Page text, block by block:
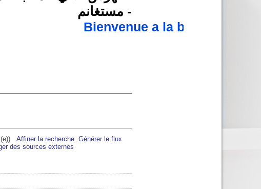
- مستغانم
Bienvenue a la bibliothèque
Affiner la recherche Générer le flux
des sources externes